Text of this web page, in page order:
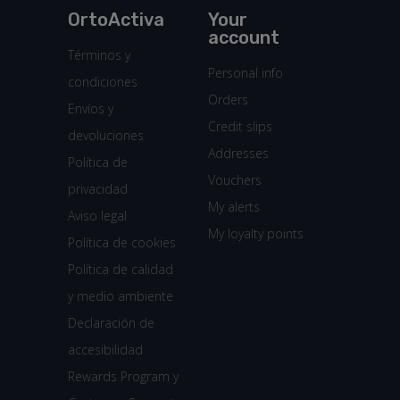
OrtoActiva
Términos y
condiciones
Envíos y
devoluciones
Política de
privacidad
Aviso legal
Política de cookies
Política de calidad
y medio ambiente
Declaración de
accesibilidad
Rewards Program y
Your
account
Personal info
Orders
Credit slips
Addresses
Vouchers
My alerts
My loyalty points